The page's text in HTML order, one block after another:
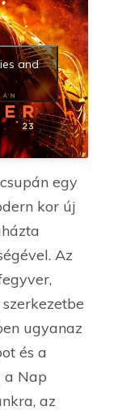
and
egy
kor új
Az
ugyanaz
és a
a Nap
az